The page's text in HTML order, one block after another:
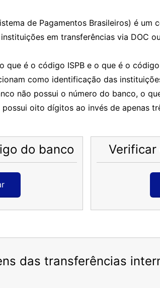
de Pagamentos Brasileiros) é
em transferências via DOC
que é o código ISPB e o que é o
como identificação das
não possui o número do banco, o
oito dígitos ao invés de apenas
do banco Verificar
das transferências